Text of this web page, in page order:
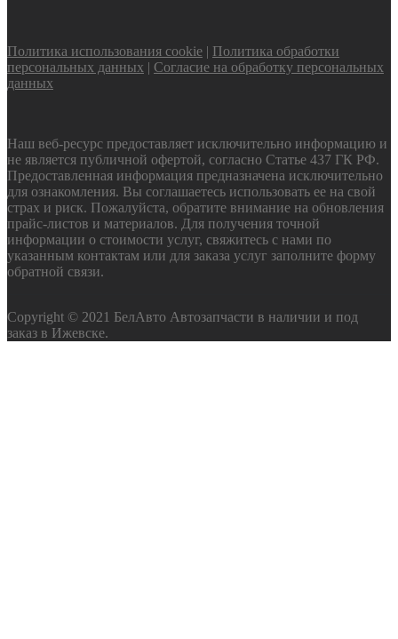
Политика использования cookie | Политика обработки
персональных данных | Согласие на обработку персональных
данных
Наш веб-ресурс предоставляет исключительно информацию и
не является публичной офертой, согласно Статье 437 ГК РФ.
Предоставленная информация предназначена исключительно
для ознакомления. Вы соглашаетесь использовать ее на свой
страх и риск. Пожалуйста, обратите внимание на обновления
прайс-листов и материалов. Для получения точной
информации о стоимости услуг, свяжитесь с нами по
указанным контактам или для заказа услуг заполните форму
обратной связи.
Copyright © 2021 БелАвто Автозапчасти в наличии и под
заказ в Ижевске.